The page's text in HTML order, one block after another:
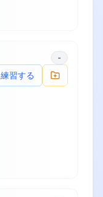
-
練習する